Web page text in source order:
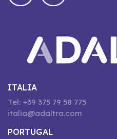
ITALIA
Tel: +39 375 79 58 775
italia@adaltra.com
PORTUGAL